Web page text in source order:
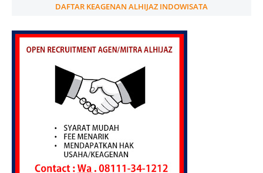
DAFTAR KEAGENAN ALHIJAZ INDOWISATA